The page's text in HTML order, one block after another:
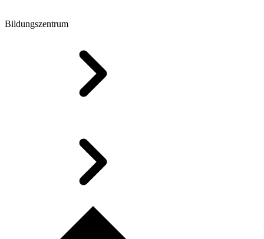
Bildungszentrum